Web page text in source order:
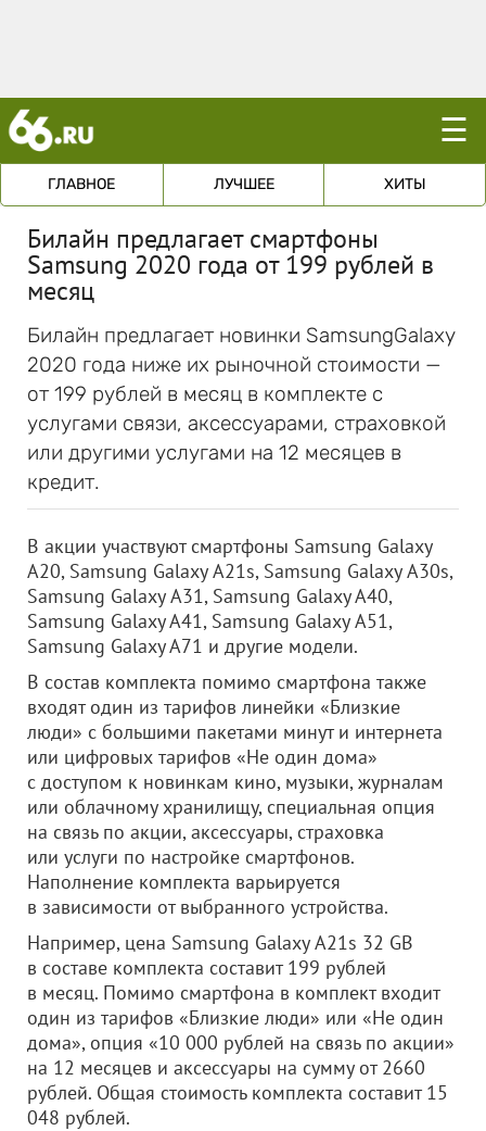
☰
ГЛАВНОЕ ЛУЧШЕЕ ХИТЫ
Билайн предлагает смартфоны
Samsung 2020 года от 199 рублей в
месяц
Билайн предлагает новинки SamsungGalaxy
2020 года ниже их рыночной стоимости —
от 199 рублей в месяц в комплекте с
услугами связи, аксессуарами, страховкой
или другими услугами на 12 месяцев в
кредит.
В акции участвуют смартфоны Samsung Galaxy
А20, Samsung Galaxy А21s, Samsung Galaxy А30s,
Samsung Galaxy А31, Samsung Galaxy A40,
Samsung Galaxy A41, Samsung Galaxy А51,
Samsung Galaxy A71 и другие модели.
В состав комплекта помимо смартфона также
входят один из тарифов линейки «Близкие
люди» c большими пакетами минут и интернета
или цифровых тарифов «Не один дома»
с доступом к новинкам кино, музыки, журналам
или облачному хранилищу, специальная опция
на связь по акции, аксессуары, страховка
или услуги по настройке смартфонов.
Наполнение комплекта варьируется
в зависимости от выбранного устройства.
Например, цена Samsung Galaxy А21s 32 GB
в составе комплекта составит 199 рублей
в месяц. Помимо смартфона в комплект входит
один из тарифов «Близкие люди» или «Не один
дома», опция «10 000 рублей на связь по акции»
на 12 месяцев и аксессуары на сумму от 2660
рублей. Общая стоимость комплекта составит 15
048 рублей.